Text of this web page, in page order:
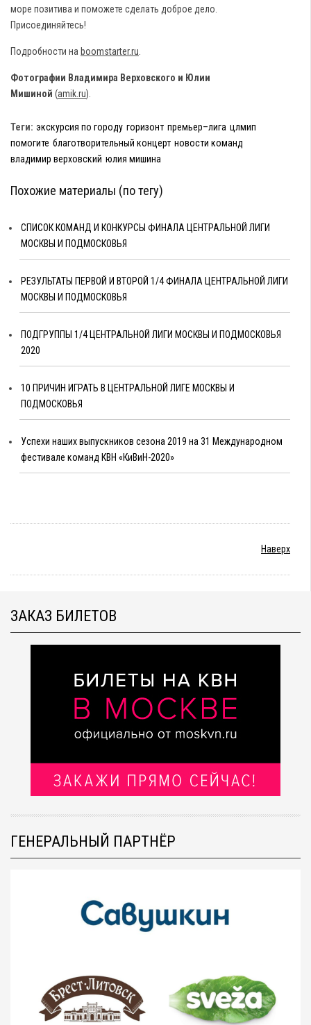
море позитива и поможете сделать доброе дело.
Присоединяйтесь!
Подробности на boomstarter.ru.
Фотографии Владимира Верховского и Юлии
Мишиной (amik.ru).
Теги: экскурсия по городу горизонт премьер–лига цлмип
помогите благотворительный концерт новости команд
владимир верховский юлия мишина
Похожие материалы (по тегу)
СПИСОК КОМАНД И КОНКУРСЫ ФИНАЛА ЦЕНТРАЛЬНОЙ ЛИГИ
МОСКВЫ И ПОДМОСКОВЬЯ
РЕЗУЛЬТАТЫ ПЕРВОЙ И ВТОРОЙ 1/4 ФИНАЛА ЦЕНТРАЛЬНОЙ ЛИГИ
МОСКВЫ И ПОДМОСКОВЬЯ
ПОДГРУППЫ 1/4 ЦЕНТРАЛЬНОЙ ЛИГИ МОСКВЫ И ПОДМОСКОВЬЯ
2020
10 ПРИЧИН ИГРАТЬ В ЦЕНТРАЛЬНОЙ ЛИГЕ МОСКВЫ И
ПОДМОСКОВЬЯ
Успехи наших выпускников сезона 2019 на 31 Международном
фестивале команд КВН «КиВиН-2020»
Наверх
ЗАКАЗ БИЛЕТОВ
ГЕНЕРАЛЬНЫЙ ПАРТНЁР